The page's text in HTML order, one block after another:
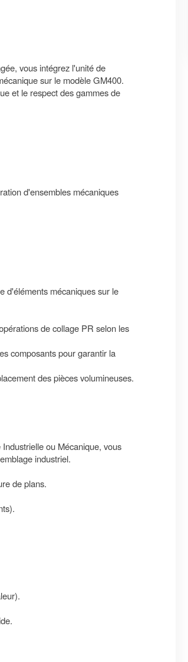
vous intégrez l'unité de
sur le modèle GM400.
et le respect des gammes de
d'ensembles mécaniques
d'éléments mécaniques sur le
de collage PR selon les
composants pour garantir la
des pièces volumineuses.
ou Mécanique, vous
industriel.
de plans.